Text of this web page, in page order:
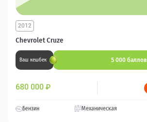
Chevrolet Cruze
2012
Ваш кешбек 5 000 баллов
680 000 ₽
Бензин Механическая